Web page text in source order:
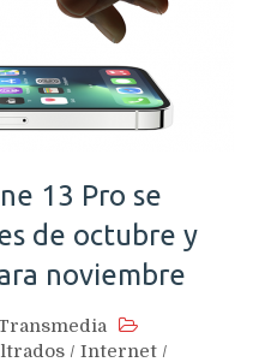
13 Pro se
de octubre y
noviembre
/ Internet /